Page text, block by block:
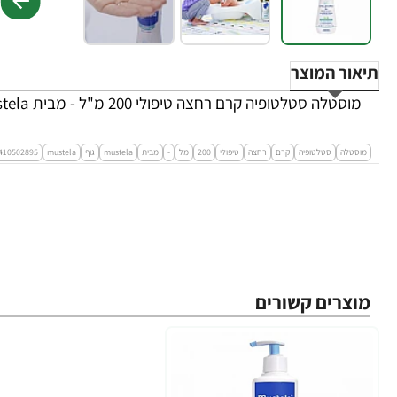
תיאור המוצר
מוסטלה סטלטופיה קרם רחצה טיפולי 200 מ"ל - מבית Mustela
מוסטלה סטלטופיה קרם רחצה טיפולי 200 מל - מבית mustela גוף mustela
מוצרים קשורים